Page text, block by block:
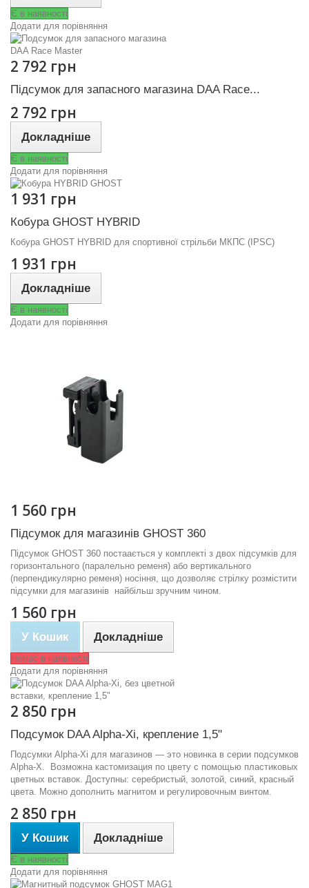
Є в наявності
Додати для порівняння
2 792 грн
Підсумок для запасного магазина DAA Race...
2 792 грн
Докладніше
Є в наявності
Додати для порівняння
1 931 грн
Кобура GHOST HYBRID
Кобура GHOST HYBRID для спортивної стрільби МКПС (IPSC)
1 931 грн
Докладніше
Є в наявності
Додати для порівняння
1 560 грн
Підсумок для магазинів GHOST 360
Підсумок GHOST 360 постаається у комплекті з двох підсумків для
горизонтального (паралельно ременя) або вертикального
(перпендикулярно ременя) носіння, що дозволяє стрілку розмістити
підсумки для магазинів найбільш зручним чином.
1 560 грн
У Кошик Докладніше
Немає в наявності
Додати для порівняння
2 850 грн
Подсумок DAA Alpha-Xi, крепление 1,5"
Подсумки Alpha-Xi для магазинов — это новинка в серии подсумков
Alpha-X. Возможна кастомизация по цвету с помощью пластиковых
цветных вставок. Доступны: серебристый, золотой, синий, красный
цвета. Можно дополнить магнитом и регулировочным винтом.
2 850 грн
У Кошик Докладніше
Є в наявності
Додати для порівняння